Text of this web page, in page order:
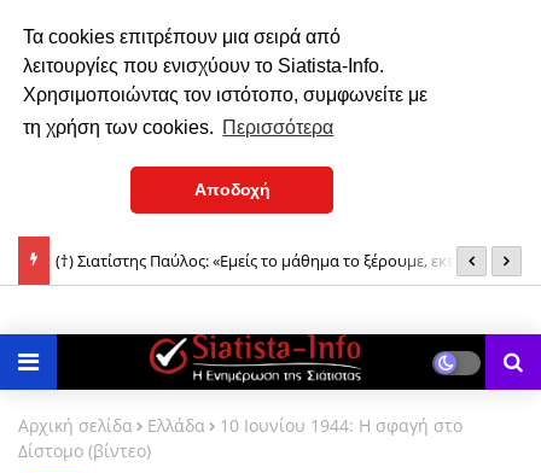
Τα cookies επιτρέπουν μια σειρά από
λειτουργίες που ενισχύουν το Siatista-Info.
Χρησιμοποιώντας τον ιστότοπο, συμφωνείτε με
τη χρήση των cookies. Περισσότερα
Αποδοχή
(†) Σιατίστης Παύλος: «Εμείς το μάθημα το ξέρουμε, εκείνοι που
Αρχική σελίδα Ελλάδα
10 Ιουνίου 1944: Η σφαγή στο
Δίστομο (βίντεο)